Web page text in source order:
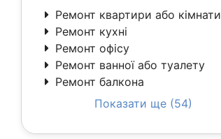
Ремонт квартири або кімнати
Ремонт кухні
Ремонт офісу
Ремонт ванної або туалету
Ремонт балкона
Показати ще (54)